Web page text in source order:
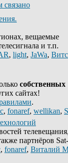
связано
вещаемые
и т.п.
, light, JaWa, Витс
собственных
сайтах!
.
, fonaref, wellikan,
партнёров
, fonaref, Виталий